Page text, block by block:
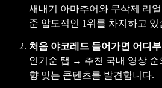
새내기 아마추어와 무삭제 리
준 압도적인 1위를 차지하고 있
처음 야코레드 들어가면 어디
인기순 탭 → 추천 국내 영상 순
향 맞는 콘텐츠를 발견합니다.